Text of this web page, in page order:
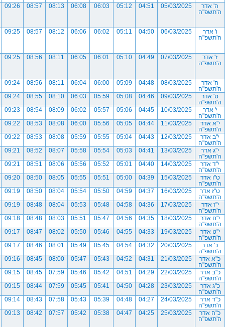
ה' אדר
ה'תשפ"ה
05/03/2025
04:51
05:12
06:03
06:08
08:13
08:57
09:26
ו' אדר
ה'תשפ"ה
06/03/2025
04:50
05:11
06:02
06:06
08:12
08:57
09:25
ז' אדר
ה'תשפ"ה
07/03/2025
04:49
05:10
06:01
06:05
08:11
08:56
09:25
ח' אדר
ה'תשפ"ה
08/03/2025
04:48
05:09
06:00
06:04
08:11
08:56
09:24
ט' אדר
ה'תשפ"ה
09/03/2025
04:46
05:08
05:59
06:03
08:10
08:55
09:24
י' אדר
ה'תשפ"ה
10/03/2025
04:45
05:06
05:57
06:02
08:09
08:54
09:23
י"א אדר
ה'תשפ"ה
11/03/2025
04:44
05:05
05:56
06:00
08:08
08:53
09:22
י"ב אדר
ה'תשפ"ה
12/03/2025
04:43
05:04
05:55
05:59
08:08
08:53
09:22
י"ג אדר
ה'תשפ"ה
13/03/2025
04:41
05:03
05:54
05:58
08:07
08:52
09:21
י"ד אדר
ה'תשפ"ה
14/03/2025
04:40
05:01
05:52
05:56
08:06
08:51
09:21
ט"ו אדר
ה'תשפ"ה
15/03/2025
04:39
05:00
05:51
05:55
08:05
08:50
09:20
ט"ז אדר
ה'תשפ"ה
16/03/2025
04:37
04:59
05:50
05:54
08:04
08:50
09:19
י"ז אדר
ה'תשפ"ה
17/03/2025
04:36
04:58
05:48
05:53
08:04
08:48
09:19
י"ח אדר
ה'תשפ"ה
18/03/2025
04:35
04:56
05:47
05:51
08:03
08:48
09:18
י"ט אדר
ה'תשפ"ה
19/03/2025
04:33
04:55
05:46
05:50
08:02
08:47
09:17
כ' אדר
ה'תשפ"ה
20/03/2025
04:32
04:54
05:45
05:49
08:01
08:46
09:17
כ"א אדר
ה'תשפ"ה
21/03/2025
04:31
04:52
05:43
05:47
08:00
08:45
09:16
כ"ב אדר
ה'תשפ"ה
22/03/2025
04:29
04:51
05:42
05:46
07:59
08:45
09:15
כ"ג אדר
ה'תשפ"ה
23/03/2025
04:28
04:50
05:41
05:45
07:59
08:44
09:15
כ"ד אדר
ה'תשפ"ה
24/03/2025
04:27
04:48
05:39
05:43
07:58
08:43
09:14
כ"ה אדר
ה'תשפ"ה
25/03/2025
04:25
04:47
05:38
05:42
07:57
08:42
09:13